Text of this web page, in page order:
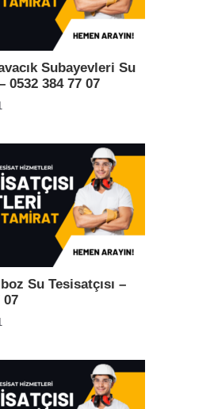
Subayevleri Su
0532 384 77 07
Su Tesisatçısı –
07